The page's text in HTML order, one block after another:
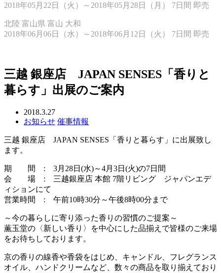
2018年05月22日（火）～2018年05月28日（月） 7日間 即売
北陸 富山県 富山 大和
2018年06月06日（水）～2018年06月12日（火） 7日間 即売
三越 銀座店 JAPAN SENSES「香りと
暮らす」出展のご案内
2018.3.27
お知らせ 催事情報
三越 銀座店 JAPAN SENSES「香りと暮らす」に出展致し
ます。
期 間 : 3月28日(水)～4月3日(火)の7日間
会 場 : 三越銀座店 本館 7階リビング ジャパンエデ
ィションにて
営業時間 : 午前10時30分～午後8時00分まで
～今の暮らしに寄り添った香りの習慣のご提案～
薫玉堂の〈新しい香り〉を中心にした品揃えで皆様のご来場
をお待ちしております。
京の香りの線香や香袋をはじめ、キャンドル、フレグランス
オイル、ハンドクリームなど、数々の商品を取り揃えており